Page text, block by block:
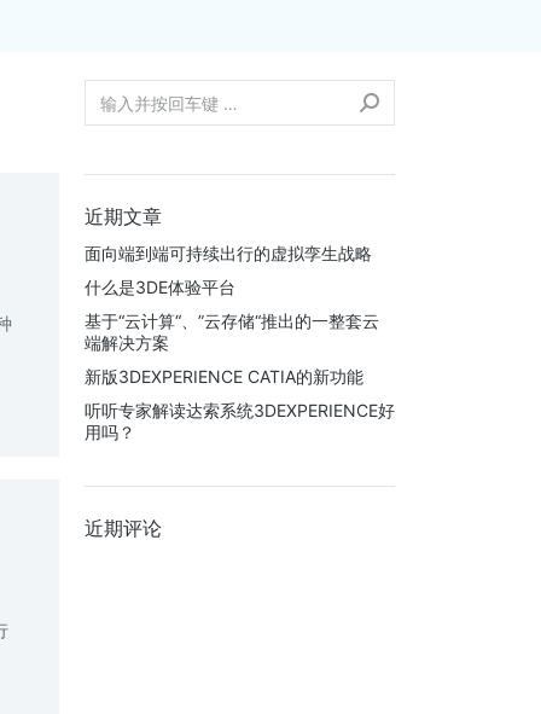
近期文章
面向端到端可持续出行的虚拟孪生战略
什么是3DE体验平台
基于“云计算“、”云存储“推出的一整套云
端解决方案
新版3DEXPERIENCE CATIA的新功能
听听专家解读达索系统3DEXPERIENCE好
用吗？
近期评论